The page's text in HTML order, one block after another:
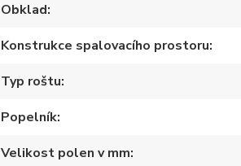
Obklad
Konstrukce spalovacího prostoru
Typ roštu
Popelník
Velikost polen v mm